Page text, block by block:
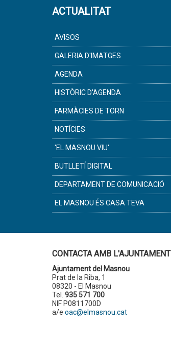
ACTUALITAT
AVISOS
GALERIA D'IMATGES
AGENDA
HISTÒRIC D'AGENDA
FARMÀCIES DE TORN
NOTÍCIES
'EL MASNOU VIU'
BUTLLETÍ DIGITAL
DEPARTAMENT DE COMUNICACIÓ
EL MASNOU ÉS CASA TEVA
CONTACTA AMB L'AJUNTAMENT
Ajuntament del Masnou
Prat de la Riba, 1
08320 - El Masnou
Tel. 935 571 700
NIF P0811700D
a/e oac@elmasnou.cat